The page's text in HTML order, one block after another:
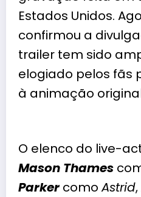
Estados Unidos.
confirmou a
trailer tem sido
elogiado pelos fãs
à animação
O elenco do live-
Mason Thames
Parker comoAstrid,